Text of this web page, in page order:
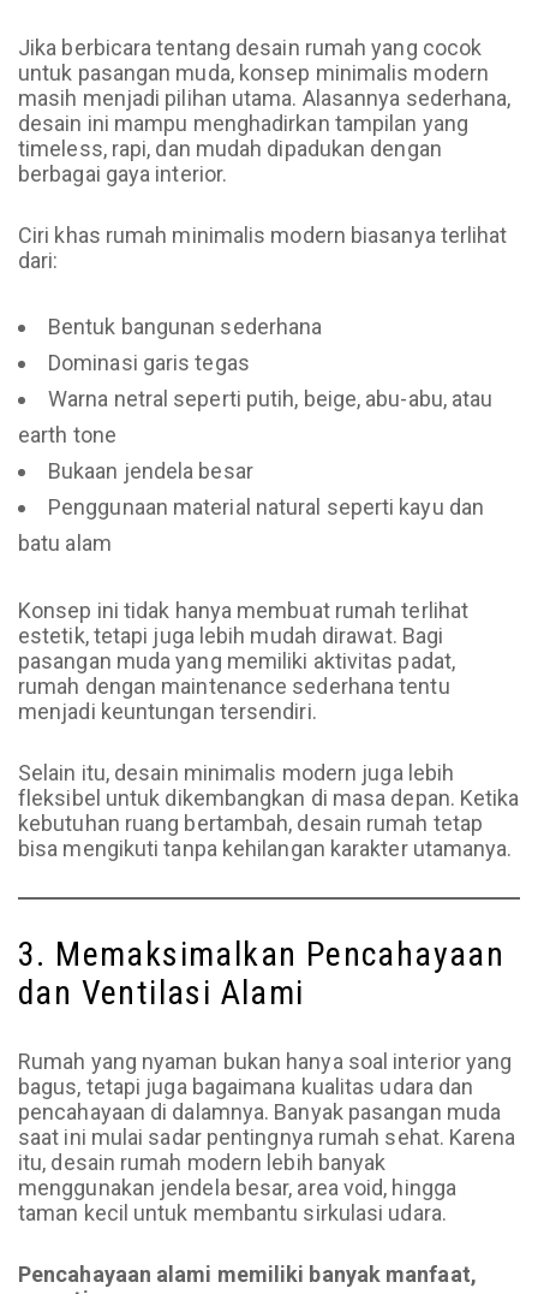
Jika berbicara tentang desain rumah yang cocok
untuk pasangan muda, konsep minimalis modern
masih menjadi pilihan utama. Alasannya sederhana,
desain ini mampu menghadirkan tampilan yang
timeless, rapi, dan mudah dipadukan dengan
berbagai gaya interior.
Ciri khas rumah minimalis modern biasanya terlihat
dari:
Bentuk bangunan sederhana
Dominasi garis tegas
Warna netral seperti putih, beige, abu-abu, atau
earth tone
Bukaan jendela besar
Penggunaan material natural seperti kayu dan
batu alam
Konsep ini tidak hanya membuat rumah terlihat
estetik, tetapi juga lebih mudah dirawat. Bagi
pasangan muda yang memiliki aktivitas padat,
rumah dengan maintenance sederhana tentu
menjadi keuntungan tersendiri.
Selain itu, desain minimalis modern juga lebih
fleksibel untuk dikembangkan di masa depan. Ketika
kebutuhan ruang bertambah, desain rumah tetap
bisa mengikuti tanpa kehilangan karakter utamanya.
3. Memaksimalkan Pencahayaan
dan Ventilasi Alami
Rumah yang nyaman bukan hanya soal interior yang
bagus, tetapi juga bagaimana kualitas udara dan
pencahayaan di dalamnya. Banyak pasangan muda
saat ini mulai sadar pentingnya rumah sehat. Karena
itu, desain rumah modern lebih banyak
menggunakan jendela besar, area void, hingga
taman kecil untuk membantu sirkulasi udara.
Pencahayaan alami memiliki banyak manfaat,